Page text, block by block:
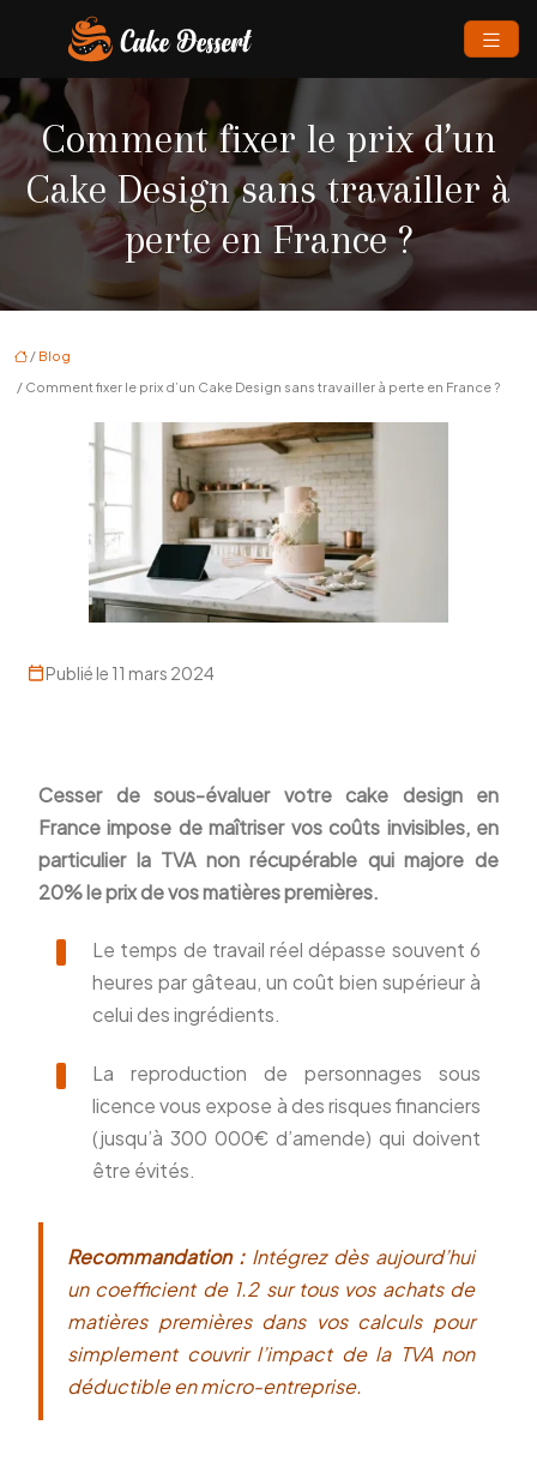
Comment fixer le prix d’un
Cake Design sans travailler à
perte en France ?
/ Blog
/ Comment fixer le prix d’un Cake Design sans travailler à perte en France ?
Publié le 11 mars 2024
Cesser de sous-évaluer votre cake design en
France impose de maîtriser vos coûts invisibles, en
particulier la TVA non récupérable qui majore de
20% le prix de vos matières premières.
Le temps de travail réel dépasse souvent 6
heures par gâteau, un coût bien supérieur à
celui des ingrédients.
La reproduction de personnages sous
licence vous expose à des risques financiers
(jusqu’à 300 000€ d’amende) qui doivent
être évités.
Recommandation :Intégrez dès aujourd’hui
un coefficient de 1.2 sur tous vos achats de
matières premières dans vos calculs pour
simplement couvrir l’impact de la TVA non
déductible en micro-entreprise.